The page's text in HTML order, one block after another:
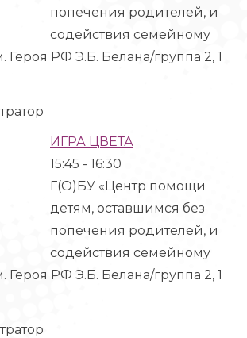
попечения родителей, и
содействия семейному
Героя РФ Э.Б. Белана/группа 2, 1
ИГРА ЦВЕТА
15:45 - 16:30
Г(О)БУ «Центр помощи
детям, оставшимся без
попечения родителей, и
содействия семейному
Героя РФ Э.Б. Белана/группа 2, 1